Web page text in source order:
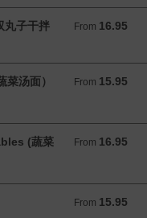
子干拌
From 16.95
From 16.95 CAD
汤面） From 15.95
From 15.95 CAD
(蔬菜
From 16.95
From 16.95 CAD
From 15.95
From 15.95 CAD